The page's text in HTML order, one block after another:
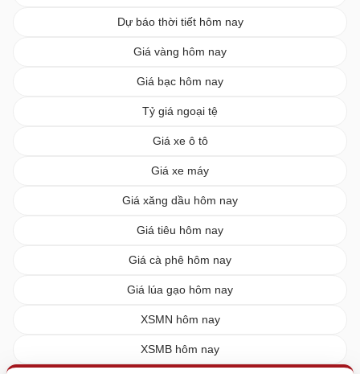
Dự báo thời tiết hôm nay
Giá vàng hôm nay
Giá bạc hôm nay
Tỷ giá ngoại tệ
Giá xe ô tô
Giá xe máy
Giá xăng dầu hôm nay
Giá tiêu hôm nay
Giá cà phê hôm nay
Giá lúa gạo hôm nay
XSMN hôm nay
XSMB hôm nay